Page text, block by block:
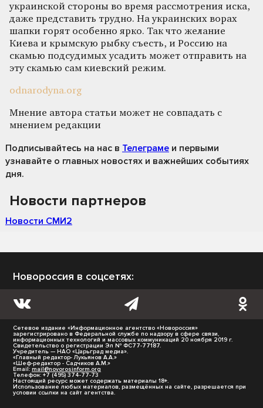
украинской стороны во время рассмотрения иска,
даже представить трудно. На украинских ворах
шапки горят особенно ярко. Так что желание
Киева и крымскую рыбку съесть, и Россию на
скамью подсудимых усадить может отправить на
эту скамью сам киевский режим.
odnarodyna.org
Мнение автора статьи может не совпадать с
мнением редакции
Подписывайтесь на нас в Телеграме и первыми
узнавайте о главных новостях и важнейших событиях
дня.
Новости партнеров
Новости СМИ2
Новороссия в соцсетях:
Сетевое издание «Информационное агентство «Новороссия»
зарегистрировано в Федеральной службе по надзору в сфере связи,
информационных технологий и массовых коммуникаций 20 ноября 2019 г.
Свидетельство о регистрации Эл № ФС77-77187.
Учредитель — НАО «Царьград медиа».
«Главный редактор- Лукьянов А.А.»
«Шеф-редактор - Садчиков А.М.»
Email: mail@novorosinform.org
Телефон: +7 (495) 374-77-73
Настоящий ресурс может содержать материалы 18+.
Использование любых материалов, размещённых на сайте, разрешается при
условии ссылки на сайт агентства.